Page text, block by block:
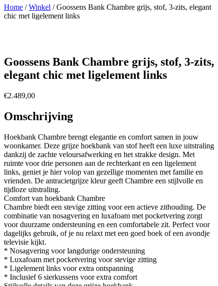
Home /Winkel /Goossens Bank Chambre grijs, stof, 3-zits, elegant
chic met ligelement links
Goossens Bank Chambre grijs, stof, 3-zits,
elegant chic met ligelement links
€2.489,00
Omschrijving
Hoekbank Chambre brengt elegantie en comfort samen in jouw
woonkamer. Deze grijze hoekbank van stof heeft een luxe uitstraling
dankzij de zachte veloursafwerking en het strakke design. Met
ruimte voor drie personen aan de rechterkant en een ligelement
links, geniet je hier volop van gezellige momenten met familie en
vrienden. De antracietgrijze kleur geeft Chambre een stijlvolle en
tijdloze uitstraling.
Comfort van hoekbank Chambre
Chambre biedt een stevige zitting voor een actieve zithouding. De
combinatie van nosagvering en luxafoam met pocketvering zorgt
voor duurzame ondersteuning en een comfortabele zit. Perfect voor
dagelijks gebruik, of je nu relaxt met een goed boek of een avondje
televisie kijkt.
* Nosagvering voor langdurige ondersteuning
* Luxafoam met pocketvering voor stevige zitting
* Ligelement links voor extra ontspanning
* Inclusief 6 sierkussens voor extra comfort